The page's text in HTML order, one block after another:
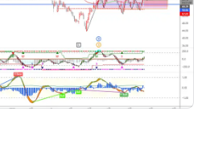
附近进行首笔分批建仓。 若
慌性离场，应等待价格在 35.17
置出现缩量企稳信号（如小实体
要的 二次加仓。 预期收益：
51.54，长期目标64.6。盈亏
右侧确认（稳健型进攻） 触发
企稳后，放量突破站稳 38.44趋
： 确认站稳 38.5 元关口后入